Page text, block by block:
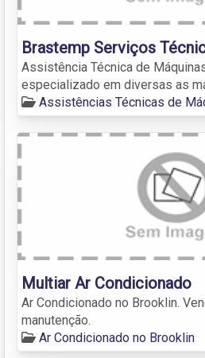
Brastemp Serviços
Assistência Técnica de
especializado em diversas as
Assistências Técnicas de
Multiar Ar Condicionado
Ar Condicionado no Brooklin.
manutenção.
Ar Condicionado no Brooklin